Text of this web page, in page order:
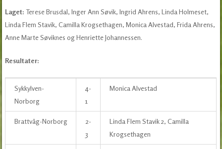
Laget: Terese Brusdal, Inger Ann Søvik, Ingrid Ahrens, Linda Holmeset,
Linda Flem Stavik, Camilla Krogsethagen, Monica Alvestad, Frida Ahrens,
Anne Marte Søviknes og Henriette Johannessen.
Resultater:
Sykkylven-
Norborg
4-
1
Monica Alvestad
Brattvåg-Norborg
2-
3
Linda Flem Stavik 2, Camilla
Krogsethagen